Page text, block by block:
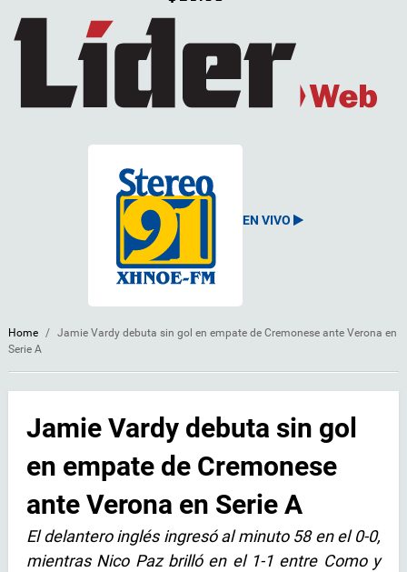
EN VIVO
Home / Jamie Vardy debuta sin gol en empate de Cremonese ante Verona en
Serie A
Jamie Vardy debuta sin gol
en empate de Cremonese
ante Verona en Serie A
El delantero inglés ingresó al minuto 58 en el 0-0,
mientras Nico Paz brilló en el 1-1 entre Como y